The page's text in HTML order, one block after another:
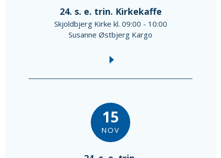
24. s. e. trin. Kirkekaffe
Skjoldbjerg Kirke kl. 09:00 - 10:00
Susanne Østbjerg Kargo
15
NOV